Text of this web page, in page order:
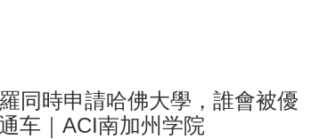
同時申請哈佛大學，誰會被優
车｜ACI南加州学院